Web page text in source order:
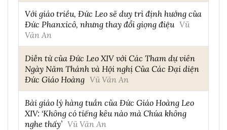
Với giáo triều, Đức Leo sẽ duy trì định hướng của
Đức Phanxicô, nhưng thay đổi giọng điệu Vũ
Văn An
Diễn từ của Đức Leo XIV với Các Tham dự viên
Ngày Năm Thánh và Hội nghị Của Các Đại diện
Đức Giáo Hoàng Vũ Văn An
Bài giáo lý hàng tuần của Đức Giáo Hoàng Leo
XIV: ‘Không có tiếng kêu nào mà Chúa không
nghe thấy’ Vũ Văn An